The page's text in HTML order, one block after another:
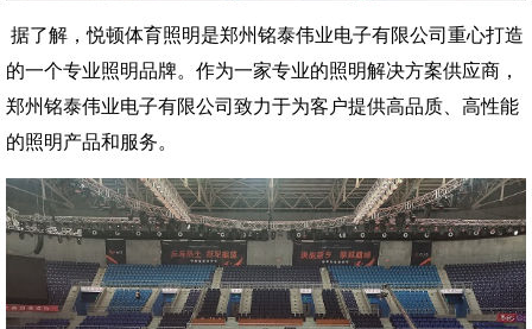
据了解，悦顿体育照明是郑州铭泰伟业电子有限公司重心打造
的一个专业照明品牌。作为一家专业的照明解决方案供应商，
郑州铭泰伟业电子有限公司 致力于为客户提供高品质、高性能
的照明产品和服务。